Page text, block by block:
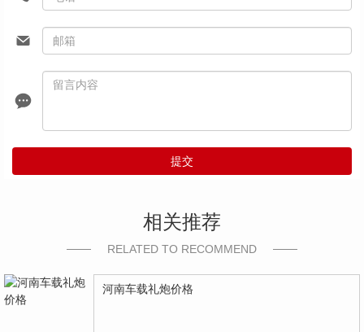
提交
相关推荐
RELATED TO RECOMMEND
河南车载礼炮价格